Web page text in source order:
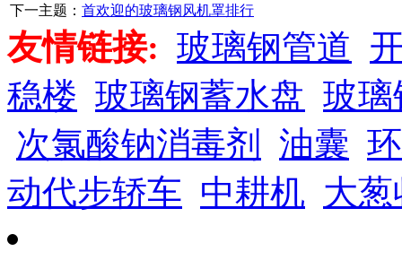
下一主题： 首欢迎的玻璃钢风机罩排行
友情链接: 玻璃钢管道
稳楼 玻璃钢蓄水盘 玻璃
次氯酸钠消毒剂
油囊
动代步轿车 中耕机 大